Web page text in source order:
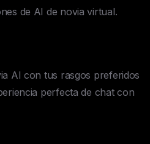
de AI de novia virtual.
AI con tus rasgos preferidos
perfecta de chat con